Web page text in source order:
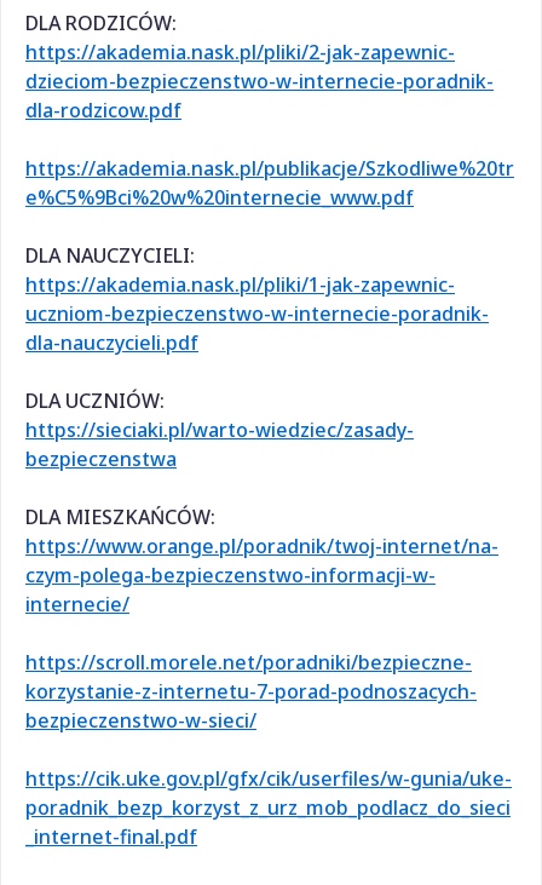
DLA RODZICÓW:
https://akademia.nask.pl/pliki/2-jak-zapewnic-
dzieciom-bezpieczenstwo-w-internecie-poradnik-
dla-rodzicow.pdf​
https://akademia.nask.pl/publikacje/Szkodliwe%20tr
e%C5%9Bci%20w%20internecie_www.pdf
DLA NAUCZYCIELI:
https://akademia.nask.pl/pliki/1-jak-zapewnic-
uczniom-bezpieczenstwo-w-internecie-poradnik-
dla-nauczycieli.pdf
DLA UCZNIÓW:
https://sieciaki.pl/warto-wiedziec/zasady-
bezpieczenstwa
DLA MIESZKAŃCÓW:
https://www.orange.pl/poradnik/twoj-internet/na-
czym-polega-bezpieczenstwo-informacji-w-
internecie/
https://scroll.morele.net/poradniki/bezpieczne-
korzystanie-z-internetu-7-porad-podnoszacych-
bezpieczenstwo-w-sieci/
https://cik.uke.gov.pl/gfx/cik/userfiles/w-gunia/uke-
poradnik_bezp_korzyst_z_urz_mob_podlacz_do_sieci
_internet-final.pdf